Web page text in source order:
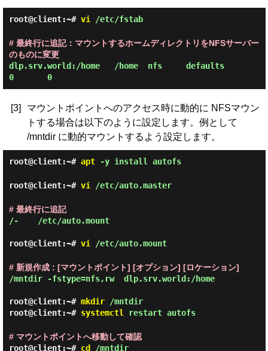
root@client:~# vi /etc/fstab
# 最終行に追記：マウントするホームディレクトリをNFSサーバー
のものに変更
dlp.srv.world:/home   /home  nfs     defaults
0       0
[3]
マウントポイントへのアクセス時に動的に NFSマウン
トする場合は以下のように設定します。例として
/mntdir に動的マウントするよう設定します。
root@client:~# apt-y install autofs
root@client:~# vi /etc/auto.master
# 最終行に追記
/-    /etc/auto.mount
root@client:~# vi /etc/auto.mount
# 新規作成 : [マウントポイント] [オプション] [ロケーション]
/mntdir -fstype=nfs,rw  dlp.srv.world:/home
root@client:~# mkdir/mntdir
root@client:~# systemctl restart autofs
# マウントポイントへ移動して確認
root@client:~# cd /mntdir